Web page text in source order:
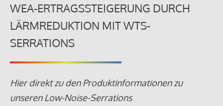
WEA-ERTRAGSSTEIGERUNG DURCH
LÄRMREDUKTION MIT WTS-
SERRATIONS
Hier direkt zu den Produktinformationen zu
unseren Low-Noise-Serrations